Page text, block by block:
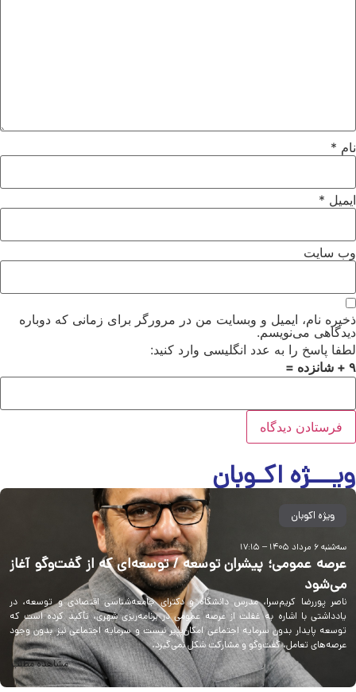
*
*
سایت
نام، ایمیل و وبسایت من در مرورگر برای زمانی که دوباره
می‌نویسم.
پاسخ را به عدد انگلیسی وارد کنید:
اکـوبان
ویژه اکوبان
سه‌شنبه ۶ مرداد ۱۴۰۵ – ۱۷:۱۵
عرصه عمومی؛ پیشران توسعه / توسعه‌ای که از گفت‌وگو آغاز
می‌شود
ناصر پوررضا کریم‌سرا، مدرس دانشگاه و دکترای جامعه‌شناسی اقتصادی و توسعه، در
یادداشتی با اشاره به غفلت از عرصه عمومی در برنامه‌ریزی شهری، تأکید کرده است که
توسعه پایدار بدون سرمایه اجتماعی امکان‌پذیر نیست و سرمایه اجتماعی نیز بدون وجود
عرصه‌های تعامل، گفت‌وگو و مشارکت شکل نمی‌گیرد.
مشاهده مطلب